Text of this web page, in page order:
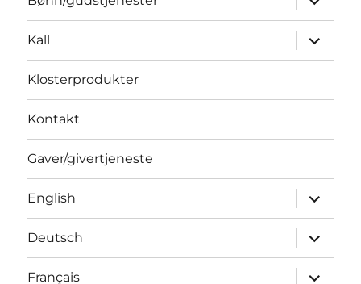
Kall
Utvid
Klosterprodukter
Kontakt
Gaver/givertjeneste
English
Utvid
Deutsch
Utvid
Français
Utvid